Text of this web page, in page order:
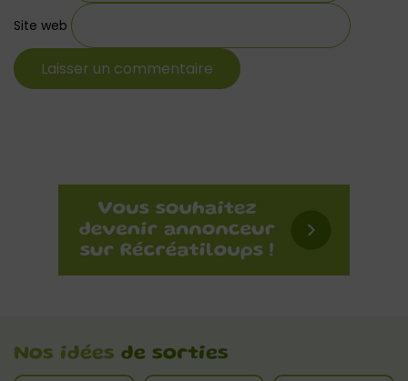
Site web
Nos idées de sorties